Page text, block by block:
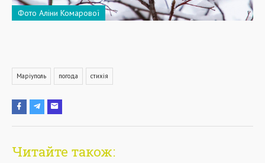
Фото Аліни Комарової
Маріуполь погода стихія
Читайте також: